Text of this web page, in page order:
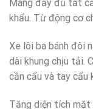
Mang đầy đủ tất
khẩu. Từ động cơ
Xe lôi ba bánh đôi
dài khung chịu tải.
cần cẩu và tay cẩu
Tăng diện tích mặt